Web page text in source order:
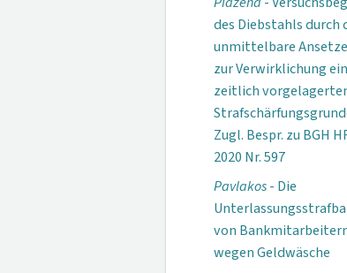
des Diebstahls durch
unmittelbare
zur Verwirklichung
zeitlich
Zugl. Bespr. zu BGH
2020 Nr. 597
Pavlakos- Die
von
wegen Geldwäsche